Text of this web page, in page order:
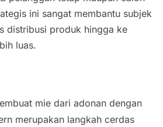
ini sangat membantu subjek
distribusi produk hingga ke
luas.
mie dari adonan dengan
merupakan langkah cerdas